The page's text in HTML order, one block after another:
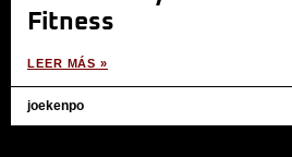
Fitness
LEER MÁS »
joekenpo